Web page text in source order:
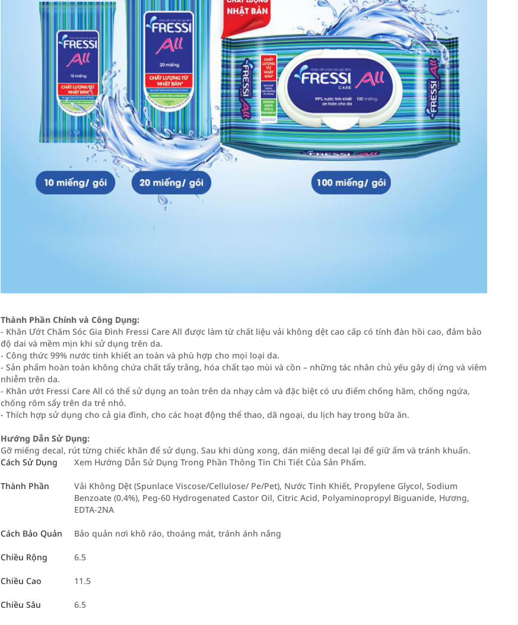
Thành Phần Chính và Công Dụng:
- Khăn Ướt Chăm Sóc Gia Đình Fressi Care All được làm từ chất liệu vải không dệt cao cấp có tính đàn hồi cao, đảm bảo
độ dai và mềm mịn khi sử dụng trên da.
- Công thức 99% nước tinh khiết an toàn và phù hợp cho mọi loại da.
- Sản phẩm hoàn toàn không chứa chất tẩy trắng, hóa chất tạo mùi và cồn – những tác nhân chủ yếu gây dị ứng và viêm
nhiễm trên da.
- Khăn ướt Fressi Care All có thể sử dụng an toàn trên da nhạy cảm và đặc biệt có ưu điểm chống hăm, chống ngứa,
chống rôm sẩy trên da trẻ nhỏ.
- Thích hợp sử dụng cho cả gia đình, cho các hoạt động thể thao, dã ngoại, du lịch hay trong bữa ăn.
Hướng Dẫn Sử Dụng:
Gỡ miếng decal, rút từng chiếc khăn để sử dụng. Sau khi dùng xong, dán miếng decal lại để giữ ẩm và tránh khuẩn.
Cách Sử Dụng
Xem Hướng Dẫn Sử Dụng Trong Phần Thông Tin Chi Tiết Của Sản Phẩm.
Thành Phần
Vải Không Dệt (Spunlace Viscose/Cellulose/ Pe/Pet), Nước Tinh Khiết, Propylene Glycol, Sodium
Benzoate (0.4%), Peg-60 Hydrogenated Castor Oil, Citric Acid, Polyaminopropyl Biguanide, Hương,
EDTA-2NA
Cách Bảo Quản Bảo quản nơi khô ráo, thoáng mát, tránh ánh nắng
Chiều Rộng 6.5
Chiều Cao 11.5
Chiều Sâu 6.5